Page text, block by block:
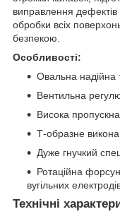
виправлення дефектів
обробки всіх
безпекою.
Особливості:
Овальна надійна
Вентильна
Висока пропускна
Т-образне
Дуже гнучкий
Ротаційна
вугільних
Технічні